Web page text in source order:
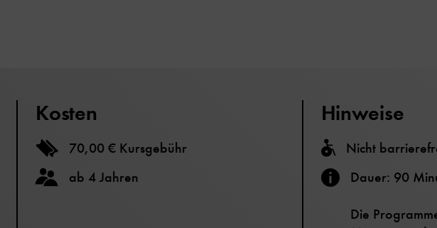
Kosten
70,00 € Kursgebühr
ab 4 Jahren
Hinweise
Nicht
Dauer: 90
Die